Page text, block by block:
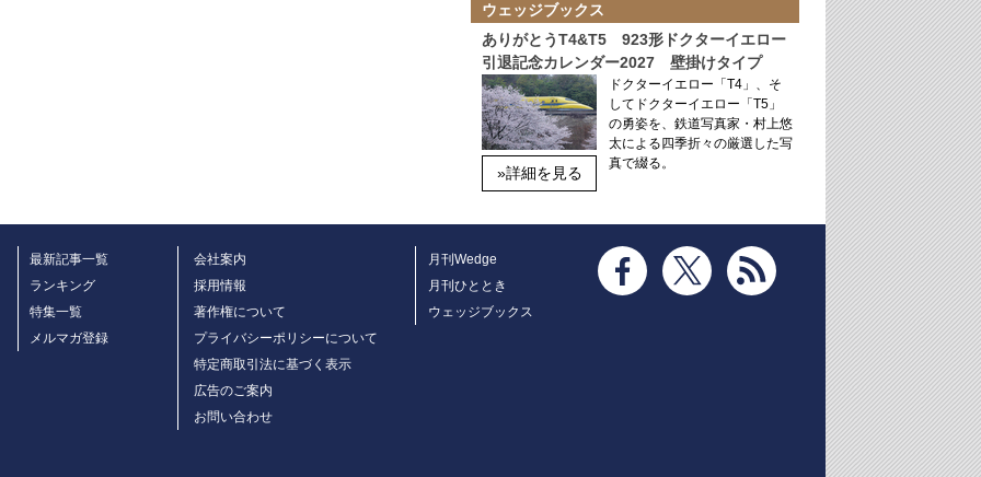
ウェッジブックス
ありがとうT4&T5 923形ドクターイエロー
引退記念カレンダー2027 壁掛けタイプ
»詳細を見る
ドクターイエロー「T4」、そ
してドクターイエロー「T5」
の勇姿を、鉄道写真家・村上悠
太による四季折々の厳選した写
真で綴る。
最新記事一覧
ランキング
特集一覧
メルマガ登録
会社案内
採用情報
著作権について
プライバシーポリシーについて
特定商取引法に基づく表示
広告のご案内
お問い合わせ
月刊Wedge
月刊ひととき
ウェッジブックス